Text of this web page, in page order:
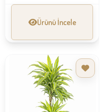
Ürünü İncele